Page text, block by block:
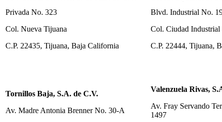
Privada No. 323
Col. Nueva Tijuana
C.P. 22435, Tijuana, Baja California
Blvd. Industrial No.
Col. Ciudad Industrial
C.P. 22444, Tijuana,
Tornillos Baja, S.A. de C.V.
Av. Madre Antonia Brenner No. 30-A
Valenzuela Rivas,
Av. Fray Servando
1497